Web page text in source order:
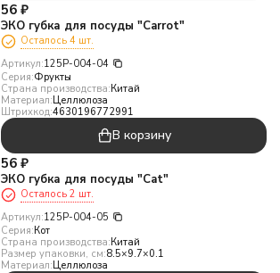
56 ₽
ЭКО губка для посуды "Carrot"
Осталось 4 шт.
Артикул:125P-004-04
Серия:Фрукты
Страна производства:Китай
Материал:Целлюлоза
Штрихкод:4630196772991
В корзину
56 ₽
ЭКО губка для посуды "Cat"
Осталось 2 шт.
Артикул:125P-004-05
Серия:Кот
Страна производства:Китай
Размер упаковки, см:8.5×9.7×0.1
Материал:Целлюлоза